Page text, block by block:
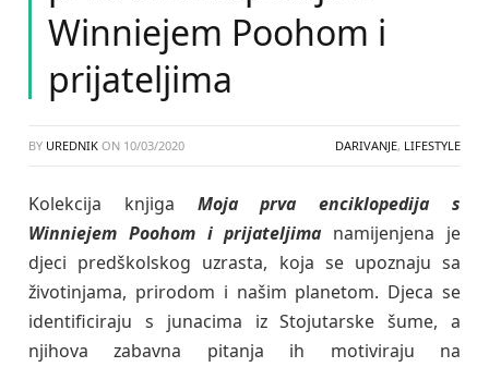
Winniejem Poohom i
prijateljima
BY UREDNIK ON 10/03/2020 DARIVANJE, LIFESTYLE
Kolekcija knjiga Moja prva enciklopedija s
Winniejem Poohom i prijateljima namijenjena je
djeci predškolskog uzrasta, koja se upoznaju sa
životinjama, prirodom i našim planetom. Djeca se
identificiraju s junacima iz Stojutarske šume, a
njihova zabavna pitanja ih motiviraju na